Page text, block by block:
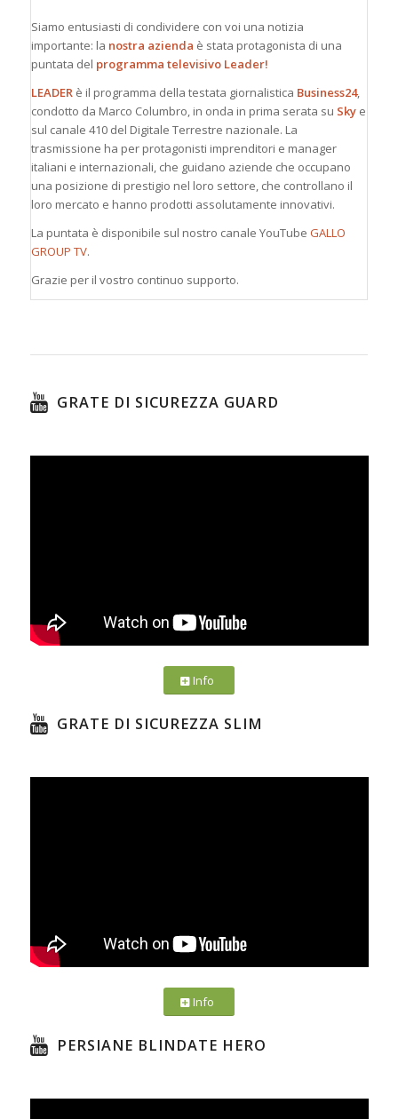
Siamo entusiasti di condividere con voi una notizia
importante: la nostra azienda è stata protagonista di una
puntata del programma televisivo Leader!
LEADER è il programma della testata giornalistica Business24,
condotto da Marco Columbro, in onda in prima serata su Sky e
sul canale 410 del Digitale Terrestre nazionale. La
trasmissione ha per protagonisti imprenditori e manager
italiani e internazionali, che guidano aziende che occupano
una posizione di prestigio nel loro settore, che controllano il
loro mercato e hanno prodotti assolutamente innovativi.
La puntata è disponibile sul nostro canale YouTube GALLO
GROUP TV.
Grazie per il vostro continuo supporto.
GRATE DI SICUREZZA GUARD
Info
GRATE DI SICUREZZA SLIM
Info
PERSIANE BLINDATE HERO